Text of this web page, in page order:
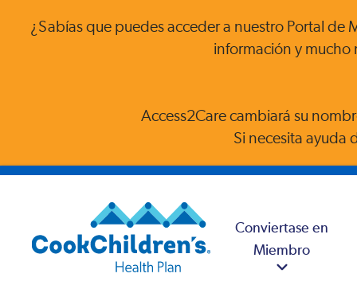
¿Sabías que puedes acceder a nuestro Portal
información y mucho
Access2Care cambiará su
Si necesita ayuda
Conviertase en
Miembro